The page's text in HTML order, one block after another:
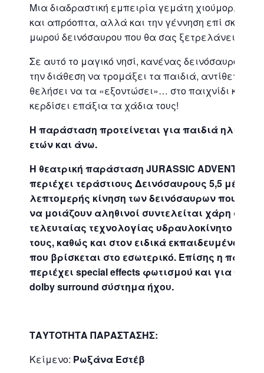
Μια διαδραστική εμπειρία γεμάτη χιούμορ,
και απρόοπτα, αλλά και την γέννηση επί σκηνής,
μωρού δεινόσαυρου που θα σας ξετρελάνει!
Σε αυτό το μαγικό νησί, κανένας δεινόσαυρος
την διάθεση να τρομάξει τα παιδιά, αντίθετα θα
θελήσει να τα «εξοντώσει»… στο παιχνίδι και να
κερδίσει επάξια τα χάδια τους!
Η παράσταση προτείνεται για παιδιά ηλικίας
ετών και άνω.
H θεατρική παράσταση JURASSIC ADVENTURES
περιέχει τεράστιους Δεινόσαυρους 5,5
λεπτομερής κίνηση των δεινόσαυρων που τους
να μοιάζουν αληθινοί συντελείται χάρη στο
τελευταίας τεχνολογίας υδραυλοκίνητο
τους, καθώς και στον ειδικά εκπαιδευμένο
που βρίσκεται στο εσωτερικό. Επίσης η
περιέχει special effects φωτισμού και για
dolby surround σύστημα ήχου.
ΤΑΥΤΟΤΗΤΑ ΠΑΡΑΣΤΑΣΗΣ:
Κείμενο: Ρωξάνα Εστέβ